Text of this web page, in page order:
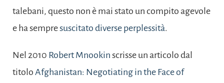
talebani, questo non è mai stato un compito agevole
e ha sempresuscitato diverse perplessità.
Nel 2010 Robert Mnookin scrisse un articolo dal
titolo Afghanistan: Negotiating in the Face of